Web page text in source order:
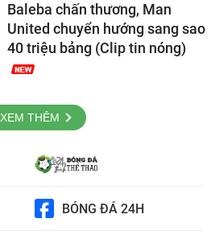
Baleba chấn thương, Man
United chuyển hướng sang sao
40 triệu bảng (Clip tin nóng)
XEM THÊM
BÓNG ĐÁ 24H